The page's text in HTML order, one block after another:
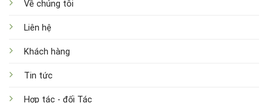
Về chúng tôi
Liên hệ
Khách hàng
Tin tức
Hợp tác - đối Tác